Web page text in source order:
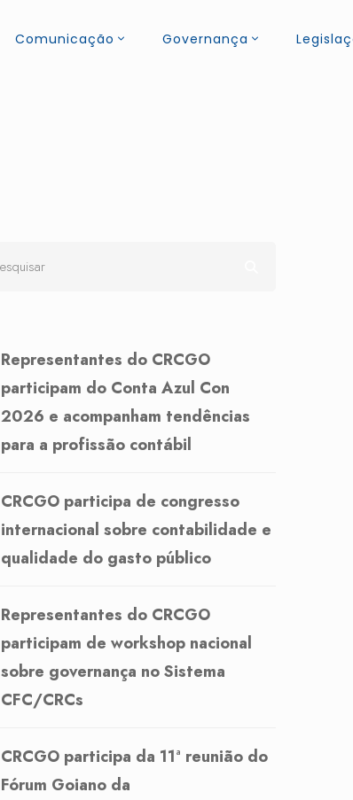
Comunicação Governança
Representantes do CRCGO
participam do Conta Azul Con
2026 e acompanham tendências
para a profissão contábil
CRCGO participa de congresso
internacional sobre contabilidade e
qualidade do gasto público
Representantes do CRCGO
participam de workshop nacional
sobre governança no Sistema
CFC/CRCs
CRCGO participa da 11ª reunião do
Fórum Goiano da